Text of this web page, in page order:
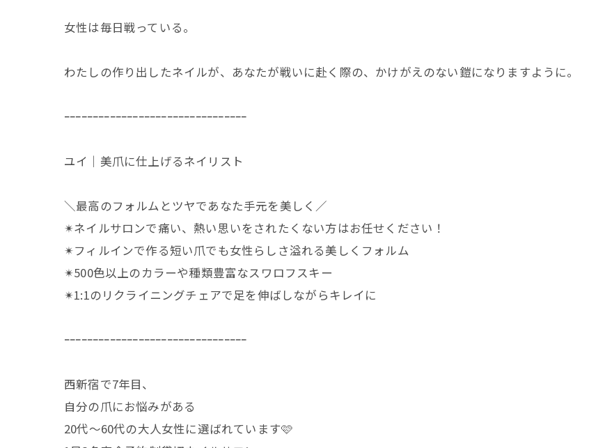
女性は毎日戦っている。
わたしの作り出したネイルが、あなたが戦いに赴く際の、かけがえのない鎧になりますように。
ｰｰｰｰｰｰｰｰｰｰｰｰｰｰｰｰｰｰｰｰｰｰｰｰｰｰｰｰｰｰｰｰ
ユイ｜美爪に仕上げるネイリスト
＼最高のフォルムとツヤであなた手元を美しく／
✴︎ネイルサロンで痛い、熱い思いをされたくない方はお任せください！
✴︎フィルインで作る短い爪でも女性らしさ溢れる美しくフォルム
✴︎500色以上のカラーや種類豊富なスワロフスキー
✴︎1:1のリクライニングチェアで足を伸ばしながらキレイに
ｰｰｰｰｰｰｰｰｰｰｰｰｰｰｰｰｰｰｰｰｰｰｰｰｰｰｰｰｰｰｰｰ
西新宿で7年目、
自分の爪にお悩みがある
20代〜60代の大人女性に選ばれています🩷